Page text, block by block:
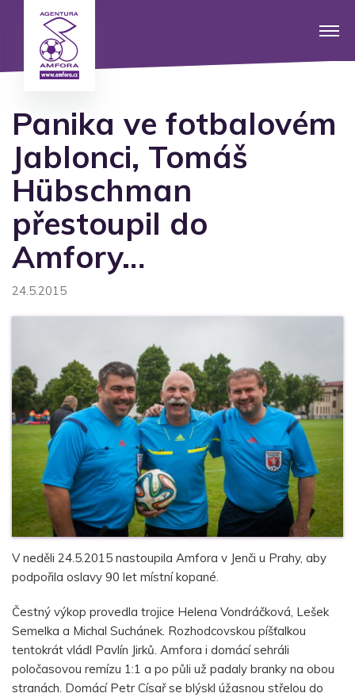
Panika ve fotbalovém
Jablonci, Tomáš
Hübschman
přestoupil do
Amfory…
24.5.2015
V neděli 24.5.2015 nastoupila Amfora v Jenči u Prahy, aby
podpořila oslavy 90 let místní kopané.
Čestný výkop provedla trojice Helena Vondráčková, Lešek
Semelka a Michal Suchánek. Rozhodcovskou píšťalkou
tentokrát vládl Pavlín Jirků. Amfora i domácí sehráli
poločasovou remízu 1:1 a po půli už padaly branky na obou
stranách. Domácí Petr Císař se blýskl úžasnou střelou do